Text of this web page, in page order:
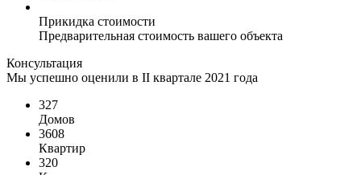
Прикидка стоимости
Предварительная стоимость вашего объекта
Консультация
Мы успешно оценили в II квартале 2021 года
327
Домов
3608
Квартир
320